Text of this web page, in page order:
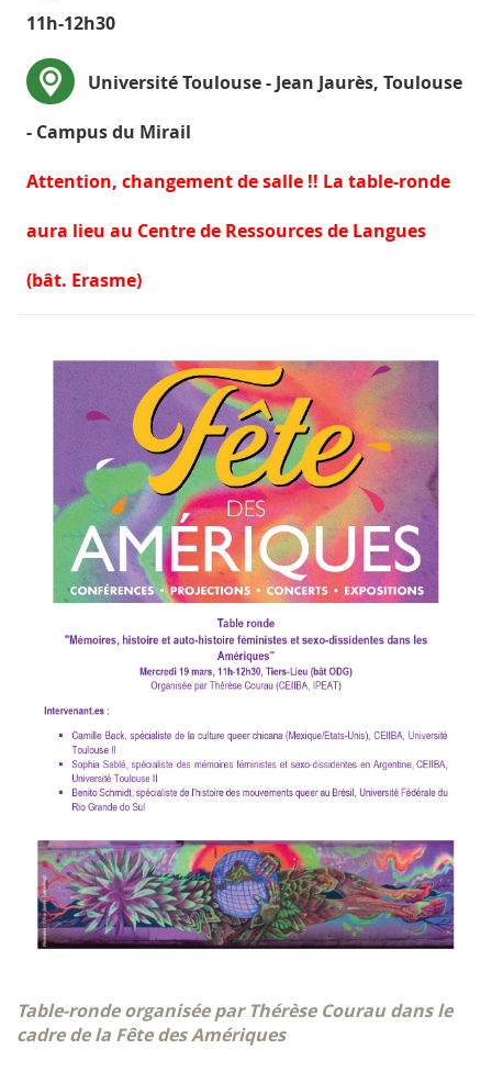
11h-12h30
Université Toulouse - Jean Jaurès, Toulouse
- Campus du Mirail
Attention, changement de salle !! La table-ronde
aura lieu au Centre de Ressources de Langues
(bât. Erasme)
Table-ronde organisée par Thérèse Courau dans le
cadre de la Fête des Amériques